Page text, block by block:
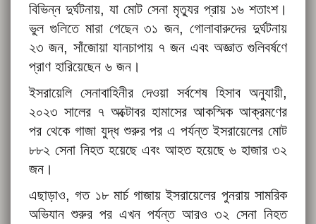
বিভিন্ন দুর্ঘটনায়, যা মোট সেনা মৃত্যুর প্রায় ১৬ শতাংশ।
ভুল গুলিতে মারা গেছেন ৩১ জন, গোলাবারুদের দুর্ঘটনায়
২৩ জন, সাঁজোয়া যানচাপায় ৭ জন এবং অজ্ঞাত গুলিবর্ষণে
প্রাণ হারিয়েছেন ৬ জন।
ইসরায়েলি সেনাবাহিনীর দেওয়া সর্বশেষ হিসাব অনুযায়ী,
২০২৩ সালের ৭ অক্টোবর হামাসের আকস্মিক আক্রমণের
পর থেকে গাজা যুদ্ধ শুরুর পর এ পর্যন্ত ইসরায়েলের মোট
৮৮২ সেনা নিহত হয়েছে এবং আহত হয়েছে ৬ হাজার ৩২
জন।
এছাড়াও, গত ১৮ মার্চ গাজায় ইসরায়েলের পুনরায় সামরিক
অভিযান শুরুর পর এখন পর্যন্ত আরও ৩২ সেনা নিহত